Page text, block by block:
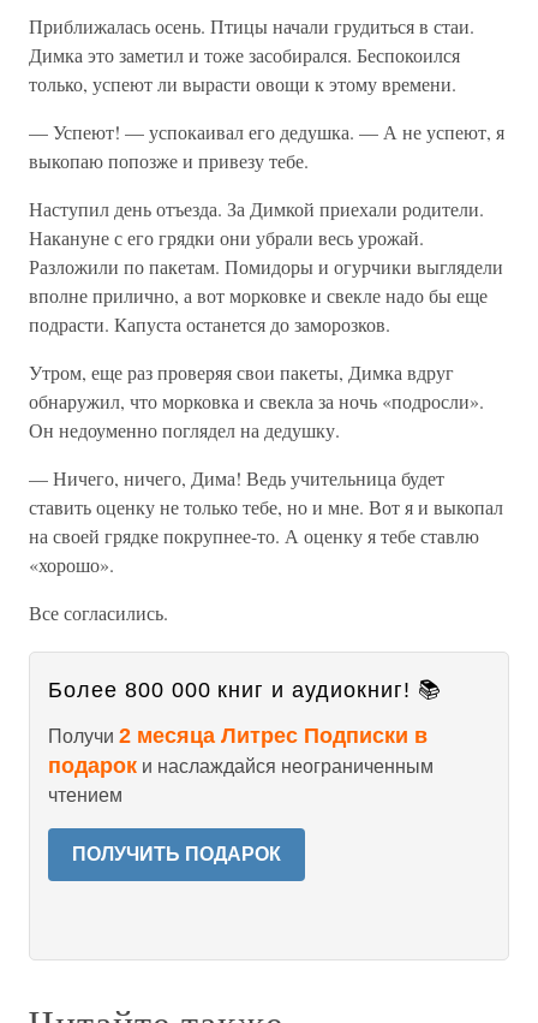
Приближалась осень. Птицы начали грудиться в стаи.
Димка это заметил и тоже засобирался. Беспокоился
только, успеют ли вырасти овощи к этому времени.
— Успеют! — успокаивал его дедушка. — А не успеют, я
выкопаю попозже и привезу тебе.
Наступил день отъезда. За Димкой приехали родители.
Накануне с его грядки они убрали весь урожай.
Разложили по пакетам. Помидоры и огурчики выглядели
вполне прилично, а вот морковке и свекле надо бы еще
подрасти. Капуста останется до заморозков.
Утром, еще раз проверяя свои пакеты, Димка вдруг
обнаружил, что морковка и свекла за ночь «подросли».
Он недоуменно поглядел на дедушку.
— Ничего, ничего, Дима! Ведь учительница будет
ставить оценку не только тебе, но и мне. Вот я и выкопал
на своей грядке покрупнее-то. А оценку я тебе ставлю
«хорошо».
Все согласились.
Более 800 000 книг и аудиокниг! 📚
Получи 2 месяца Литрес Подписки в
подарок и наслаждайся неограниченным
чтением
ПОЛУЧИТЬ ПОДАРОК